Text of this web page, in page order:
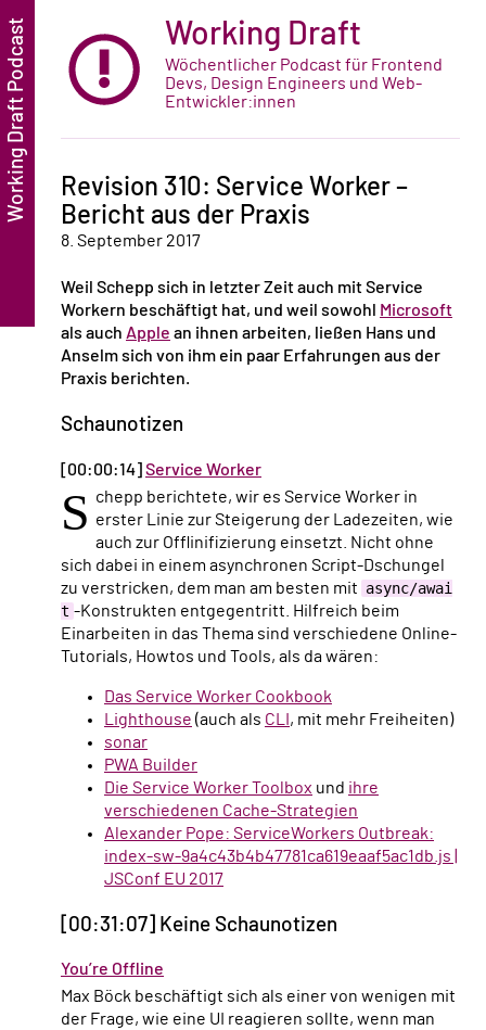
Working Draft
Wöchentlicher Podcast für Frontend
Devs, Design Engineers und Web-
Entwickler:innen
Revision 310: Service Worker –
Bericht aus der Praxis
8. September 2017
Weil Schepp sich in letzter Zeit auch mit Service
Workern beschäftigt hat, und weil sowohl
Microsoft
als auch Apple an ihnen arbeiten, ließen Hans und
Anselm sich von ihm ein paar Erfahrungen aus der
Praxis berichten.
Schaunotizen
[00:00:14] Service Worker
S chepp berichtete, wir es Service Worker in
erster Linie zur Steigerung der Ladezeiten, wie
auch zur Offlinifizierung einsetzt. Nicht ohne
sich dabei in einem asynchronen Script-Dschungel
zu verstricken, dem man am besten mit async/awai
t -Konstrukten entgegentritt. Hilfreich beim
Einarbeiten in das Thema sind verschiedene Online-
Tutorials, Howtos und Tools, als da wären:
Das Service Worker Cookbook
Lighthouse (auch als CLI , mit mehr Freiheiten)
sonar
PWA Builder
Die Service Worker Toolbox und ihre
verschiedenen Cache-Strategien
Alexander Pope: ServiceWorkers Outbreak:
index-sw-9a4c43b4b47781ca619eaaf5ac1db.js |
JSConf EU 2017
[00:31:07] Keine Schaunotizen
You’re Offline
Max Böck beschäftigt sich als einer von wenigen mit
der Frage, wie eine UI reagieren sollte, wenn man